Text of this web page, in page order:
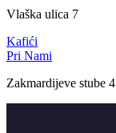
Vlaška ulica 7
Kafići
Pri Nami
Zakmardijeve stube 4